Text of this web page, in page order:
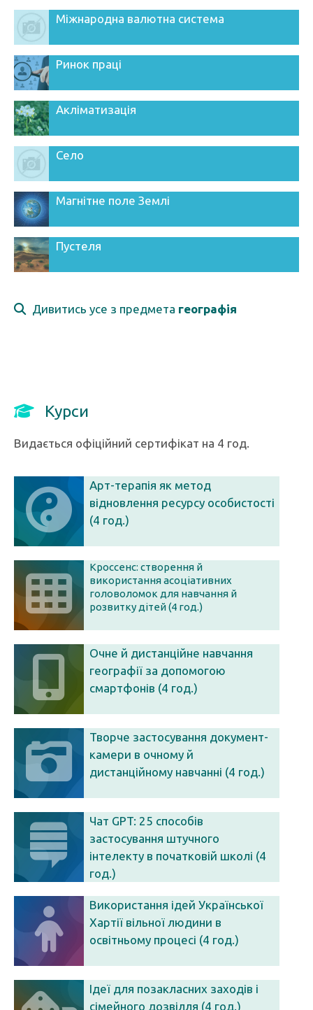
Міжнародна валютна система
Ринок праці
Акліматизація
Село
Магнітне поле Землі
Пустеля
Дивитись усе з предмета географія
Курси
Видається офіційний сертифікат на 4 год.
Арт-терапія як метод
відновлення ресурсу особистості
(4 год.)
Кроссенс: створення й
використання асоціативних
головоломок для навчання й
розвитку дітей (4 год.)
Очне й дистанційне навчання
географії за допомогою
смартфонів (4 год.)
Творче застосування документ-
камери в очному й
дистанційному навчанні (4 год.)
Чат GPT: 25 способів
застосування штучного
інтелекту в початковій школі (4
год.)
Використання ідей Української
Хартії вільної людини в
освітньому процесі (4 год.)
Ідеї для позакласних заходів і
сімейного дозвілля (4 год.)